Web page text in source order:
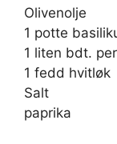
Olivenolje
1 potte
1 liten bdt.
1 fedd hvitløk
Salt
paprika